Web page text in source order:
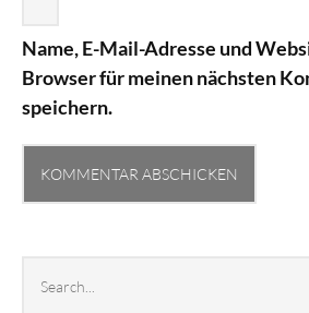
Name, E-Mail-Adresse und
Browser für meinen nächsten
speichern.
archives